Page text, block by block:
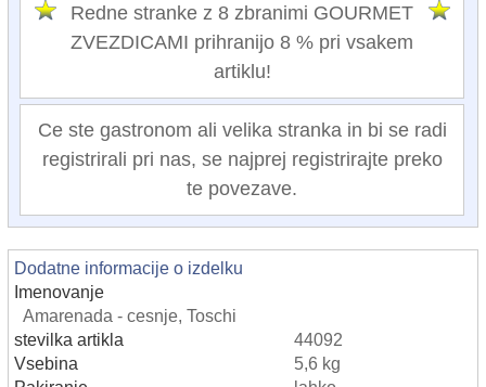
Redne stranke z 8 zbranimi GOURMET
ZVEZDICAMI prihranijo 8 % pri vsakem
artiklu!
Ce ste gastronom ali velika stranka in bi se radi
registrirali pri nas, se najprej registrirajte preko
te povezave.
Dodatne informacije o izdelku
Imenovanje
Amarenada - cesnje, Toschi
stevilka artikla
44092
Vsebina
5,6 kg